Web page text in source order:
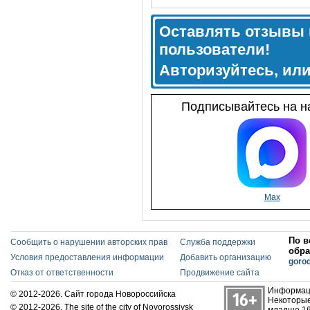
Оставлять отзывы
пользователи!
Авторизуйтесь,
Подписывайтесь на
Max
Сообщить о нарушении авторских прав
Условия предоставления информации
Отказ от ответственности
Служба поддержки
Добавить организацию
Продвижение сайта
По
© 2012-2026. Сайт города Новороссийска
© 2012-2026. The site of the city of Novorossiysk